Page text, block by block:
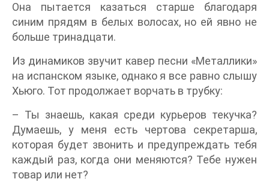
Она пытается казаться старше благодаря
синим прядям в белых волосах, но ей явно не
больше тринадцати.
Из динамиков звучит кавер песни «Металлики»
на испанском языке, однако я все равно слышу
Хьюго. Тот продолжает ворчать в трубку:
– Ты знаешь, какая среди курьеров текучка?
Думаешь, у меня есть чертова секретарша,
которая будет звонить и предупреждать тебя
каждый раз, когда они меняются? Тебе нужен
товар или нет?